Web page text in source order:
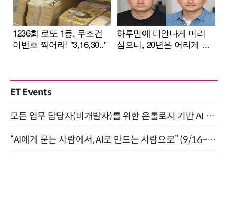
ET Events
모든 업무 담당자(비개발자)를 위한 온톨로지 기반 AI 지식체계 설계 1-day 워크숍 8월 20일 개최
“AI에게 묻는 사람에서, AI로 만드는 사람으로” (9/16~17)